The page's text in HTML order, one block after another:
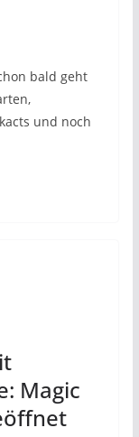
bald geht
und noch
Magic